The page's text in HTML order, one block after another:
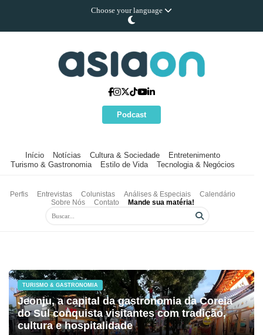
Choose your language
Podcast
Início Notícias Cultura & Sociedade
Entretenimento
Turismo & Gastronomia
Estilo de Vida Tecnologia & Negócios
Perfis Entrevistas Colunistas Análises & Especiais
Calendário
Sobre Nós
Contato Mande sua matéria!
TURISMO & GASTRONOMIA
Jeonju, a capital da gastronomia da Coreia
do Sul conquista visitantes com tradição,
cultura e hospitalidade